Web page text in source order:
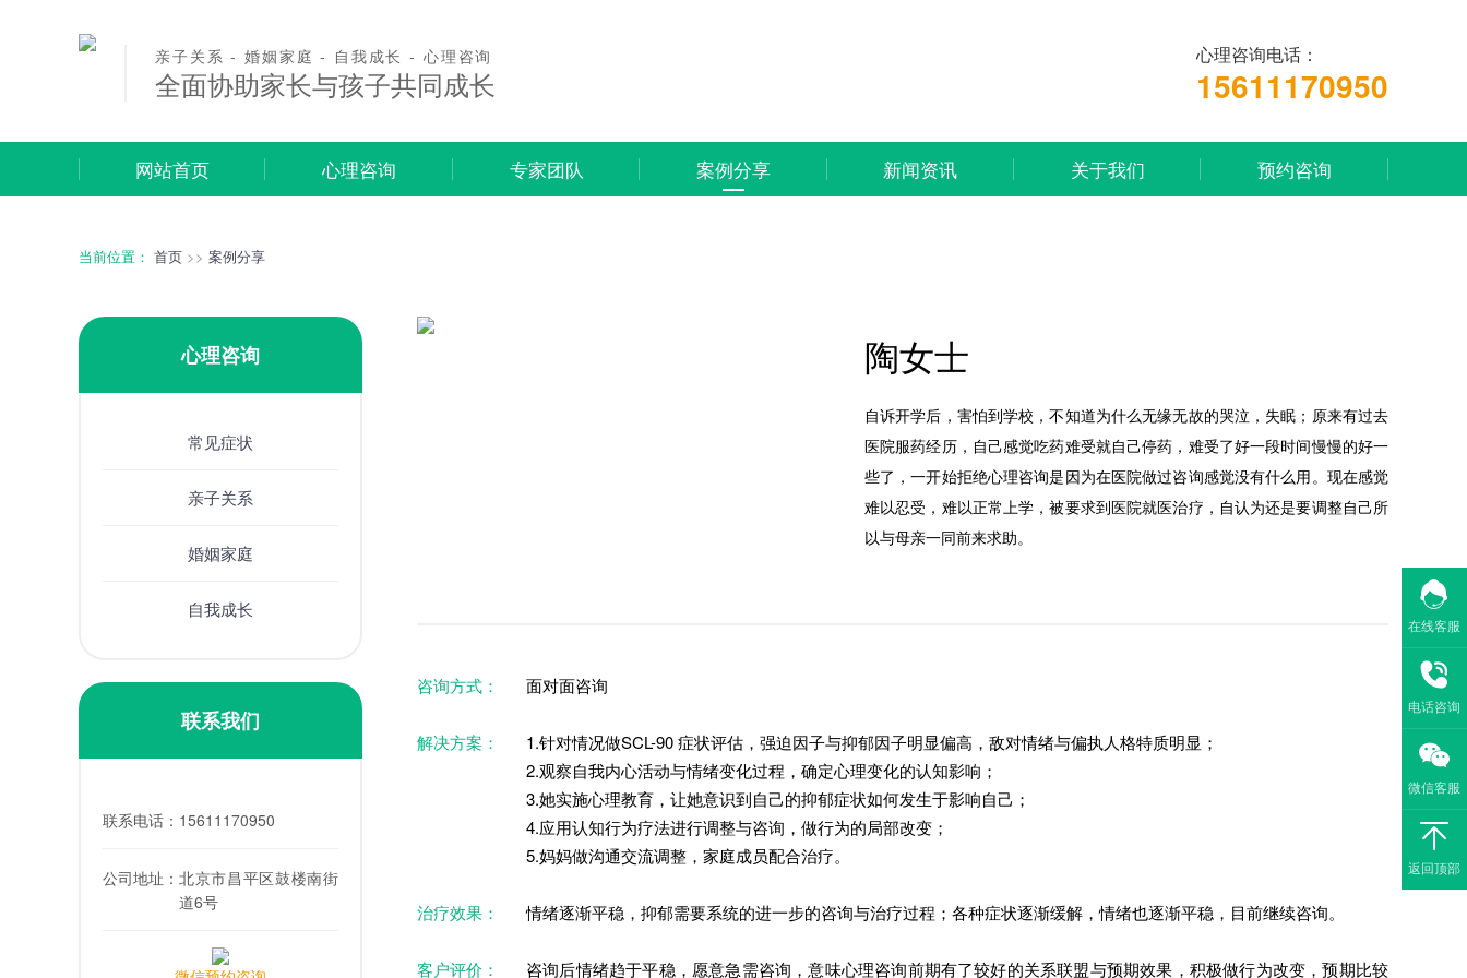
亲子关系 - 婚姻家庭 - 自我成长 - 心理咨询
全面协助家长与孩子共同成长
心理咨询电话：
15611170950
网站首页 心理咨询 专家团队 案例分享 新闻资讯 关于我们 预约咨询
当前位置： 首页 >> 案例分享
心理咨询
常见症状
亲子关系
婚姻家庭
自我成长
联系我们
联系电话： 15611170950
公司地址： 北京市昌平区鼓楼南街
道6号
陶女士
自诉开学后，害怕到学校，不知道为什么无缘无故的哭泣，失眠；原来有过去
医院服药经历，自己感觉吃药难受就自己停药，难受了好一段时间慢慢的好一
些了，一开始拒绝心理咨询是因为在医院做过咨询感觉没有什么用。现在感觉
难以忍受，难以正常上学，被要求到医院就医治疗，自认为还是要调整自己所
以与母亲一同前来求助。
咨询方式： 面对面咨询
解决方案：
1.针对情况做SCL-90 症状评估，强迫因子与抑郁因子明显偏高，敌对情绪与偏执人格特质明显；
2.观察自我内心活动与情绪变化过程，确定心理变化的认知影响；
3.她实施心理教育，让她意识到自己的抑郁症状如何发生于影响自己；
4.应用认知行为疗法进行调整与咨询，做行为的局部改变；
5.妈妈做沟通交流调整，家庭成员配合治疗。
治疗效果： 情绪逐渐平稳，抑郁需要系统的进一步的咨询与治疗过程；各种症状逐渐缓解，情绪也逐渐平稳，目前继续咨询。
客户评价： 咨询后情绪趋于平稳，愿意急需咨询，意味心理咨询前期有了较好的关系联盟与预期效果，积极做行为改变，预期比较
在线客服
电话咨询
微信客服
返回顶部